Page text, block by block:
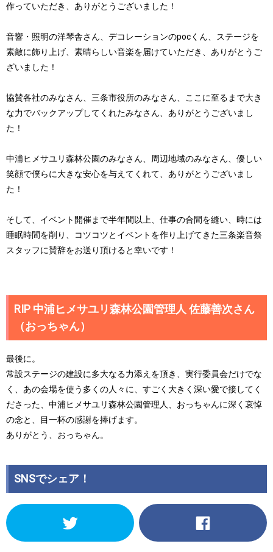
作っていただき、ありがとうございました！
音響・照明の洋琴舎さん、デコレーションのpocくん、ステージを
素敵に飾り上げ、素晴らしい音楽を届けていただき、ありがとうご
ざいました！
協賛各社のみなさん、三条市役所のみなさん、ここに至るまで大き
な力でバックアップしてくれたみなさん、ありがとうございまし
た！
中浦ヒメサユリ森林公園のみなさん、周辺地域のみなさん、優しい
笑顔で僕らに大きな安心を与えてくれて、ありがとうございまし
た！
そして、イベント開催まで半年間以上、仕事の合間を縫い、時には
睡眠時間を削り、コツコツとイベントを作り上げてきた三条楽音祭
スタッフに賛辞をお送り頂けると幸いです！
RIP 中浦ヒメサユリ森林公園管理人 佐藤善次さん
（おっちゃん）
最後に。
常設ステージの建設に多大なる力添えを頂き、実行委員会だけでな
く、あの会場を使う多くの人々に、すごく大きく深い愛で接してく
ださった、中浦ヒメサユリ森林公園管理人、おっちゃんに深く哀悼
の念と、目一杯の感謝を捧げます。
ありがとう、おっちゃん。
SNSでシェア！
ク Facebook